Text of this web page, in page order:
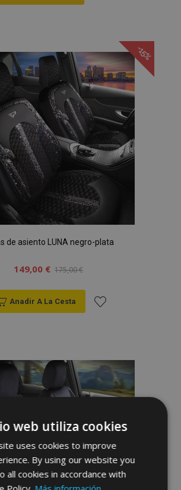
Lista
de
Deseos
-15%
de asiento LUNA negro-plata
149,00 € 175,00 €
Anadir A La Cesta
Lista
de
web utiliza cookies
uses cookies to improve
By using our website you
all cookies in accordance with